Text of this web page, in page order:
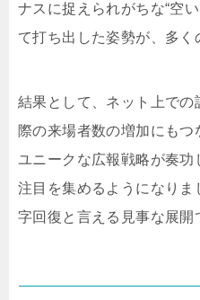
ナスに捉えられがちな“空
て打ち出した姿勢が、多く
結果として、ネット上で
際の来場者数の増加にも
ユニークな広報戦略が奏
注目を集めるようになり
字回復と言える見事な展開